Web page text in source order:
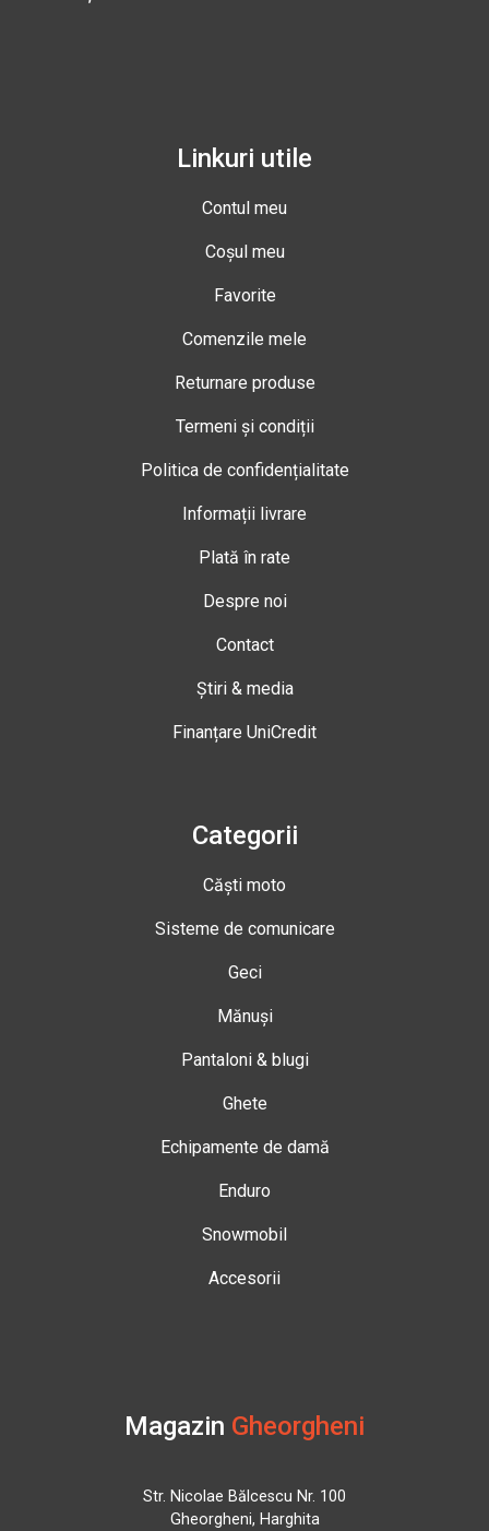
Linkuri utile
Contul meu
Coșul meu
Favorite
Comenzile mele
Returnare produse
Termeni și condiții
Politica de confidențialitate
Informații livrare
Plată în rate
Despre noi
Contact
Știri & media
Finanțare UniCredit
Categorii
Căști moto
Sisteme de comunicare
Geci
Mănuși
Pantaloni & blugi
Ghete
Echipamente de damă
Enduro
Snowmobil
Accesorii
Magazin Gheorgheni
Str. Nicolae Bălcescu Nr. 100
Gheorgheni, Harghita